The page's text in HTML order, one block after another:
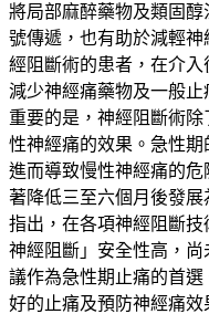
將局部麻醉藥物及類固
號傳遞，也有助於減輕
經阻斷術的患者，在介
減少神經痛藥物及一般
重要的是，神經阻斷術
性神經痛的效果。急性期
進而導致慢性神經痛的
著降低三至六個月後發
指出，在各項神經阻斷
神經阻斷」安全性高，
議作為急性期止痛的首
好的止痛及預防神經痛